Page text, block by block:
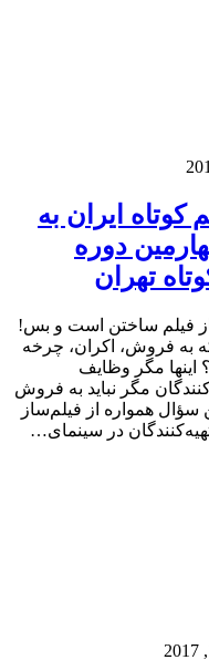
ایران به
دوره
تهران
فیلم ساختن است و بس!
به فروش، اکران، چرخه
اینها مگر وظایف
مگر نباید به فروش
همواره از فیلم‌ساز
در سینمای…